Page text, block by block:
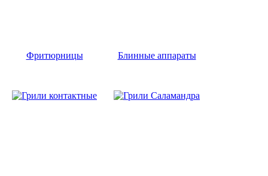
Фритюрницы Блинные аппараты